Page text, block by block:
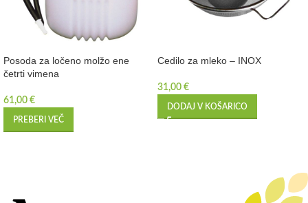
Posoda za ločeno molžo ene
četrti vimena
61,00 €
PREBERI VEČ
Cedilo za mleko – INOX
31,00 €
DODAJ V KOŠARICO